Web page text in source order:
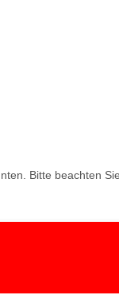
Bitte beachten